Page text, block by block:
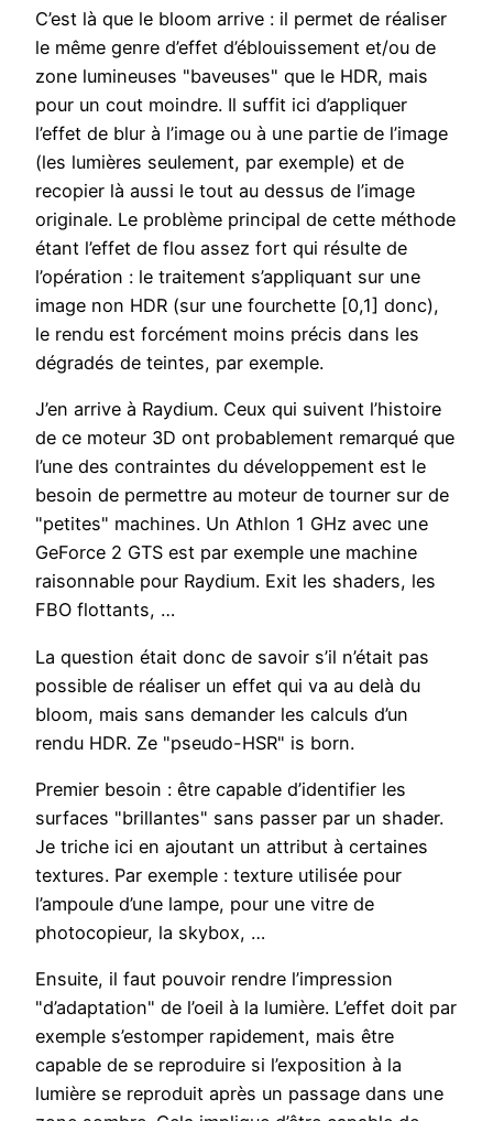
C’est là que le bloom arrive : il permet de réaliser
le même genre d’effet d’éblouissement et/ou de
zone lumineuses "baveuses" que le HDR, mais
pour un cout moindre. Il suffit ici d’appliquer
l’effet de blur à l’image ou à une partie de l’image
(les lumières seulement, par exemple) et de
recopier là aussi le tout au dessus de l’image
originale. Le problème principal de cette méthode
étant l’effet de flou assez fort qui résulte de
l’opération : le traitement s’appliquant sur une
image non HDR (sur une fourchette [0,1] donc),
le rendu est forcément moins précis dans les
dégradés de teintes, par exemple.
J’en arrive à Raydium. Ceux qui suivent l’histoire
de ce moteur 3D ont probablement remarqué que
l’une des contraintes du développement est le
besoin de permettre au moteur de tourner sur de
"petites" machines. Un Athlon 1 GHz avec une
GeForce 2 GTS est par exemple une machine
raisonnable pour Raydium. Exit les shaders, les
FBO flottants, …
La question était donc de savoir s’il n’était pas
possible de réaliser un effet qui va au delà du
bloom, mais sans demander les calculs d’un
rendu HDR. Ze "pseudo-HSR" is born.
Premier besoin : être capable d’identifier les
surfaces "brillantes" sans passer par un shader.
Je triche ici en ajoutant un attribut à certaines
textures. Par exemple : texture utilisée pour
l’ampoule d’une lampe, pour une vitre de
photocopieur, la skybox, …
Ensuite, il faut pouvoir rendre l’impression
"d’adaptation" de l’oeil à la lumière. L’effet doit par
exemple s’estomper rapidement, mais être
capable de se reproduire si l’exposition à la
lumière se reproduit après un passage dans une